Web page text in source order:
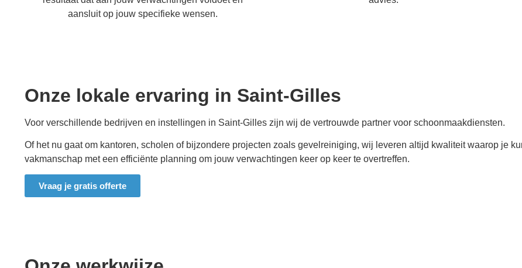
aansluit op jouw specifieke wensen.
Onze lokale ervaring in Saint-Gilles
Voor verschillende bedrijven en instellingen in Saint-Gilles zijn wij de vertrouwde partner voor schoonmaakdiensten.
Of het nu gaat om kantoren, scholen of bijzondere projecten zoals gevelreiniging, wij leveren altijd kwaliteit waarop je
vakmanschap met een efficiënte planning om jouw verwachtingen keer op keer te overtreffen.
Vraag je gratis offerte